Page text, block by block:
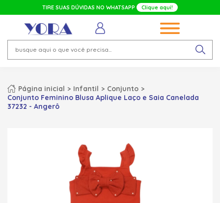
TIRE SUAS DÚVIDAS NO WHATSAPP Clique aqui!
Página inicial Infantil
Conjunto
Conjunto Feminino Blusa Aplique Laço e Saia Canelada
37232 - Angerô